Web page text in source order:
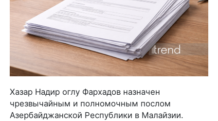
Хазар Надир оглу Фархадов назначен
чрезвычайным и полномочным послом
Азербайджанской Республики в Малайзии.